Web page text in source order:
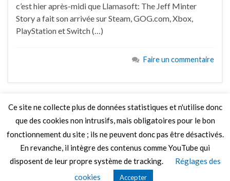
c’est hier après-midi que Llamasoft: The Jeff Minter
Story a fait son arrivée sur Steam, GOG.com, Xbox,
PlayStation et Switch (…)
Faire un commentaire
LIRE PLUS
Ce site ne collecte plus de données statistiques et n'utilise donc
que des cookies non intrusifs, mais obligatoires pour le bon
fonctionnement du site ; ils ne peuvent donc pas être désactivés.
En revanche, il intègre des contenus comme YouTube qui
disposent de leur propre système de tracking.
Réglages des
cookies
Accepter